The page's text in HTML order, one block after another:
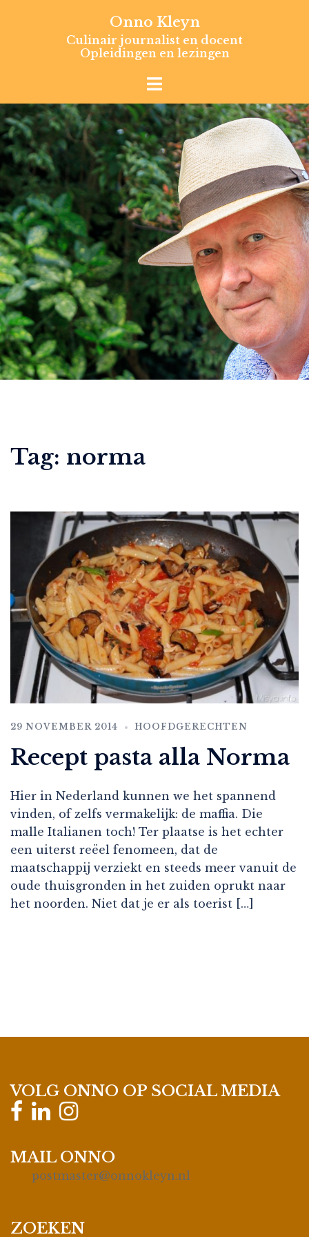
Onno Kleyn
Culinair journalist en docent
Opleidingen en lezingen
Tag: norma
29 NOVEMBER 2014 HOOFDGERECHTEN
Recept pasta alla Norma
Hier in Nederland kunnen we het spannend
vinden, of zelfs vermakelijk: de maffia. Die
malle Italianen toch! Ter plaatse is het echter
een uiterst reëel fenomeen, dat de
maatschappij verziekt en steeds meer vanuit de
oude thuisgronden in het zuiden oprukt naar
het noorden. Niet dat je er als toerist […]
VOLG ONNO OP SOCIAL MEDIA
MAIL ONNO
postmaster@onnokleyn.nl
ZOEKEN